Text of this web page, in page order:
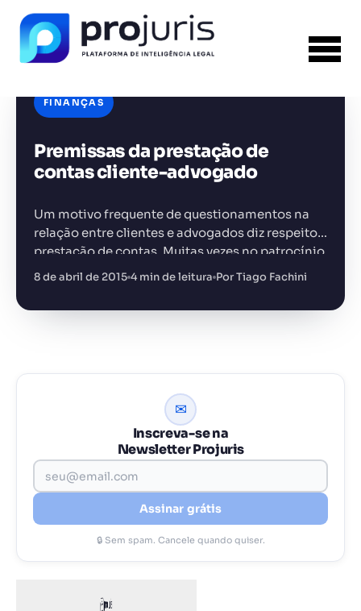
FINANÇAS
Premissas da prestação de
contas cliente-advogado
Um motivo frequente de questionamentos na
relação entre clientes e advogados diz respeito à
prestação de contas. Muitas vezes no patrocínio
de uma causa, profissionais da área jurídica
8 de abril de 2015 4 min de leitura Por Tiago Fachini
✉
Inscreva-se na
Newsletter Projuris
Assinar grátis
🔒 Sem spam. Cancele quando quiser.
FERRAMENTA RECOMENDADA PARA ESTE
CONTEÚDO
Gerador de Contrato de Honorários
+14.000 juristas